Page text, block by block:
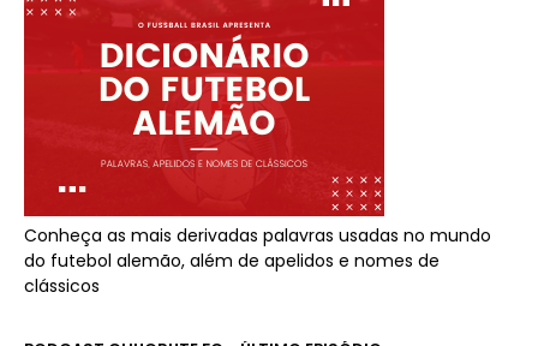
Conheça as mais derivadas palavras usadas no mundo
do futebol alemão, além de apelidos e nomes de
clássicos